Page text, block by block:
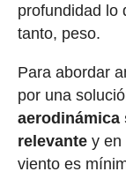
profundidad lo
tanto, peso.
Para abordar
por una
aerodinámica
relevantey en
viento es